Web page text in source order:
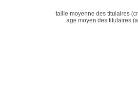
taille moyenne des titulaires
age moyen des titulaires